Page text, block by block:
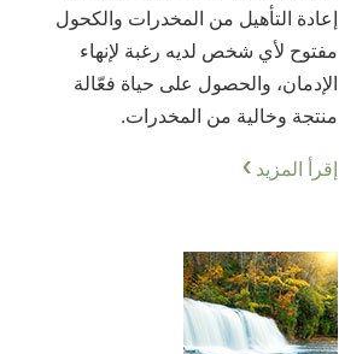
إعادة التأهيل من المخدرات والكحول
مفتوح لأي شخص لديه رغبة لإنهاء
الإدمان، والحصول على حياة فعّالة
منتجة وخالية من المخدرات.
إقرأ المزيد